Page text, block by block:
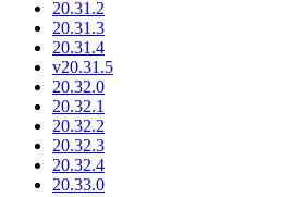
20.31.2
20.31.3
20.31.4
v20.31.5
20.32.0
20.32.1
20.32.2
20.32.3
20.32.4
20.33.0